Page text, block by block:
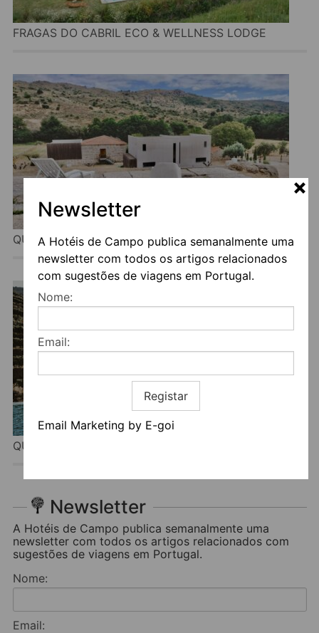
Newsletter
A Hotéis de Campo publica semanalmente uma
newsletter com todos os artigos relacionados
com sugestões de viagens em Portugal.
Nome:
Email:
Registar
Email Marketing by E-goi
FRAGAS DO CABRIL ECO & WELLNESS LODGE
QUINTA VALE DA PRATA
QUINTA DA GRICHA
Newsletter
A Hotéis de Campo publica semanalmente uma
newsletter com todos os artigos relacionados com
sugestões de viagens em Portugal.
Nome:
Email: